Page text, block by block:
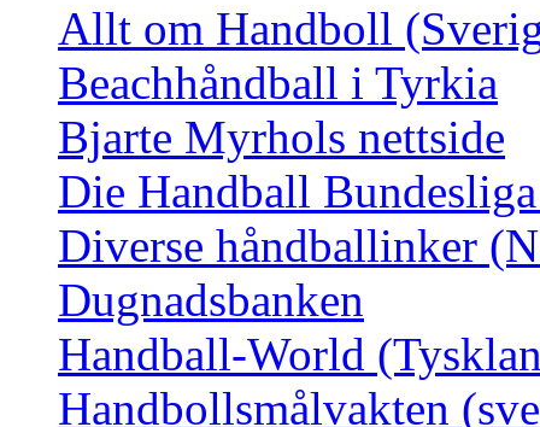
Allt om Handboll
Beachhåndball i Tyrkia
Bjarte Myrhols nettside
Die Handball
Diverse håndballinker
Dugnadsbanken
Handball-World
Handbollsmålvakten